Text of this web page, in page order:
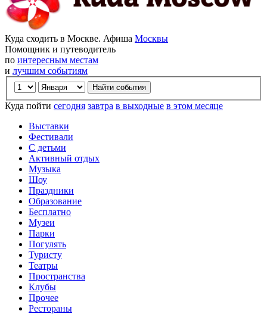
Куда сходить в Москве. Афиша Москвы
Помощник и путеводитель
по интересным местам
и лучшим событиям
Куда пойти сегодня завтра в выходные в этом месяце
Выставки
Фестивали
С детьми
Активный отдых
Музыка
Шоу
Праздники
Образование
Бесплатно
Музеи
Парки
Погулять
Туристу
Театры
Пространства
Клубы
Прочее
Рестораны